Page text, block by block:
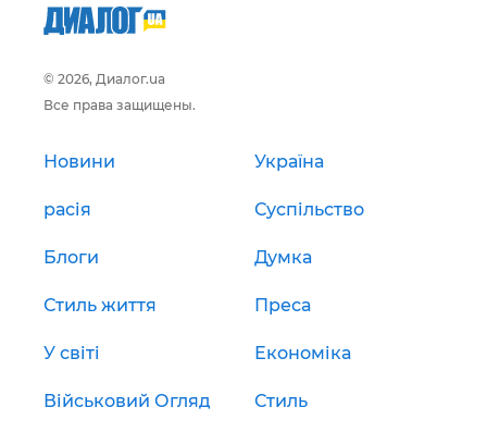
© 2026, Диалог.ua
Все права защищены.
Новини Україна
расія Суспільство
Блоги Думка
Стиль життя Преса
У світі Економіка
Військовий Огляд Стиль